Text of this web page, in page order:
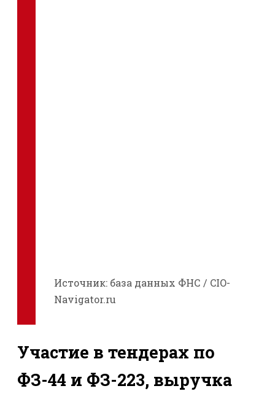
Источник: база данных ФНС / CIO-
Navigator.ru
Участие в тендерах по
ФЗ-44 и ФЗ-223, выручка